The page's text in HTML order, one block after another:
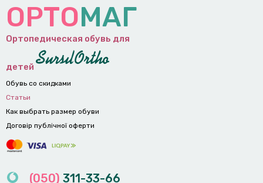
ОРТОМАГ
Ортопедическая обувь для
детей
Обувь со скидками
Статьи
Как выбрать размер обуви
Договір публічної оферти
(050) 311-33-66